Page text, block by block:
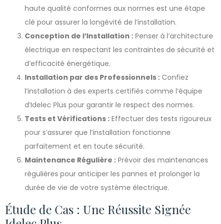
haute qualité conformes aux normes est une étape
clé pour assurer la longévité de l’installation.
Conception de l’Installation : Penser à l’architecture
électrique en respectant les contraintes de sécurité et
d’efficacité énergétique.
Installation par des Professionnels : Confiez
l’installation à des experts certifiés comme l’équipe
d’Idelec Plus pour garantir le respect des normes.
Tests et Vérifications : Effectuer des tests rigoureux
pour s’assurer que l’installation fonctionne
parfaitement et en toute sécurité.
Maintenance Régulière : Prévoir des maintenances
régulières pour anticiper les pannes et prolonger la
durée de vie de votre système électrique.
Étude de Cas : Une Réussite Signée